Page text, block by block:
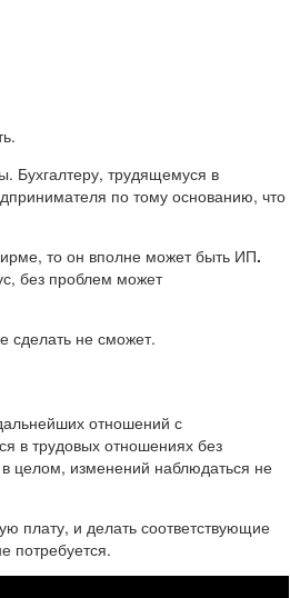
Бухгалтеру, трудящемуся в
по тому основанию, что
то он вполне может быть ИП.
без проблем может
сделать не сможет.
отношений с
в трудовых отношениях без
в целом, изменений наблюдаться не
плату, и делать соответствующие
потребуется.